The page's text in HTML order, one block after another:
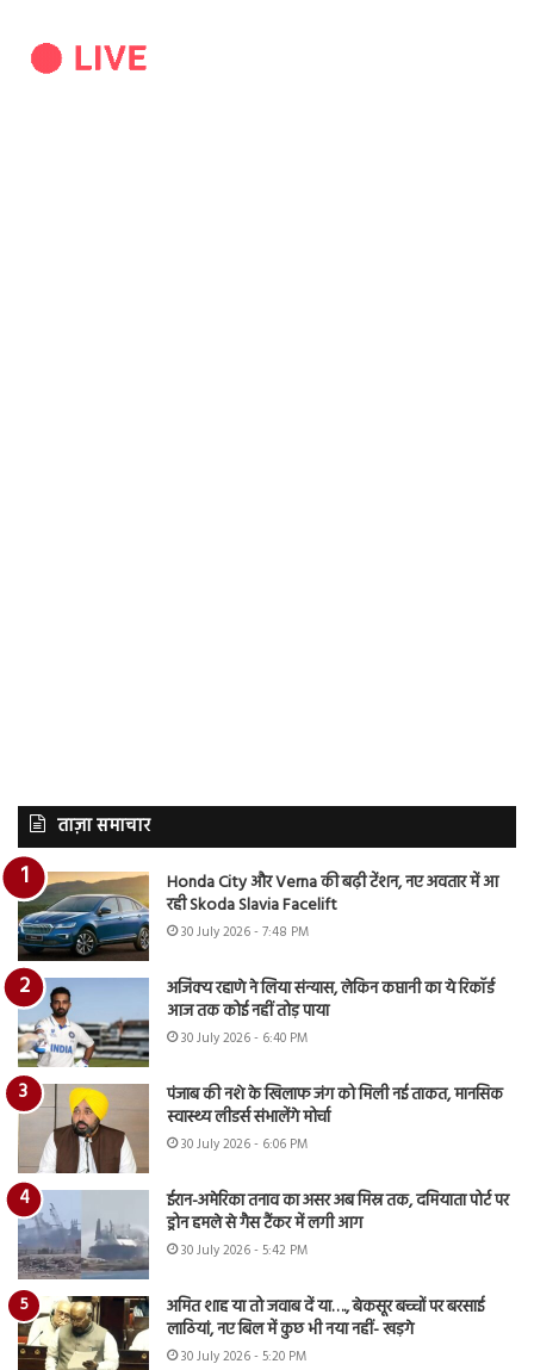
ताज़ा समाचार
Honda City और Verna की बढ़ी टेंशन, नए अवतार में आ
रही Skoda Slavia Facelift
30 July 2026 - 7:48 PM
अजिंक्य रहाणे ने लिया संन्यास, लेकिन कप्तानी का ये रिकॉर्ड
आज तक कोई नहीं तोड़ पाया
30 July 2026 - 6:40 PM
पंजाब की नशे के खिलाफ जंग को मिली नई ताकत, मानसिक
स्वास्थ्य लीडर्स संभालेंगे मोर्चा
30 July 2026 - 6:06 PM
ईरान-अमेरिका तनाव का असर अब मिस्र तक, दमियाता पोर्ट पर
ड्रोन हमले से गैस टैंकर में लगी आग
30 July 2026 - 5:42 PM
अमित शाह या तो जवाब दें या…., बेकसूर बच्चों पर बरसाई
लाठियां, नए बिल में कुछ भी नया नहीं- खड़गे
30 July 2026 - 5:20 PM